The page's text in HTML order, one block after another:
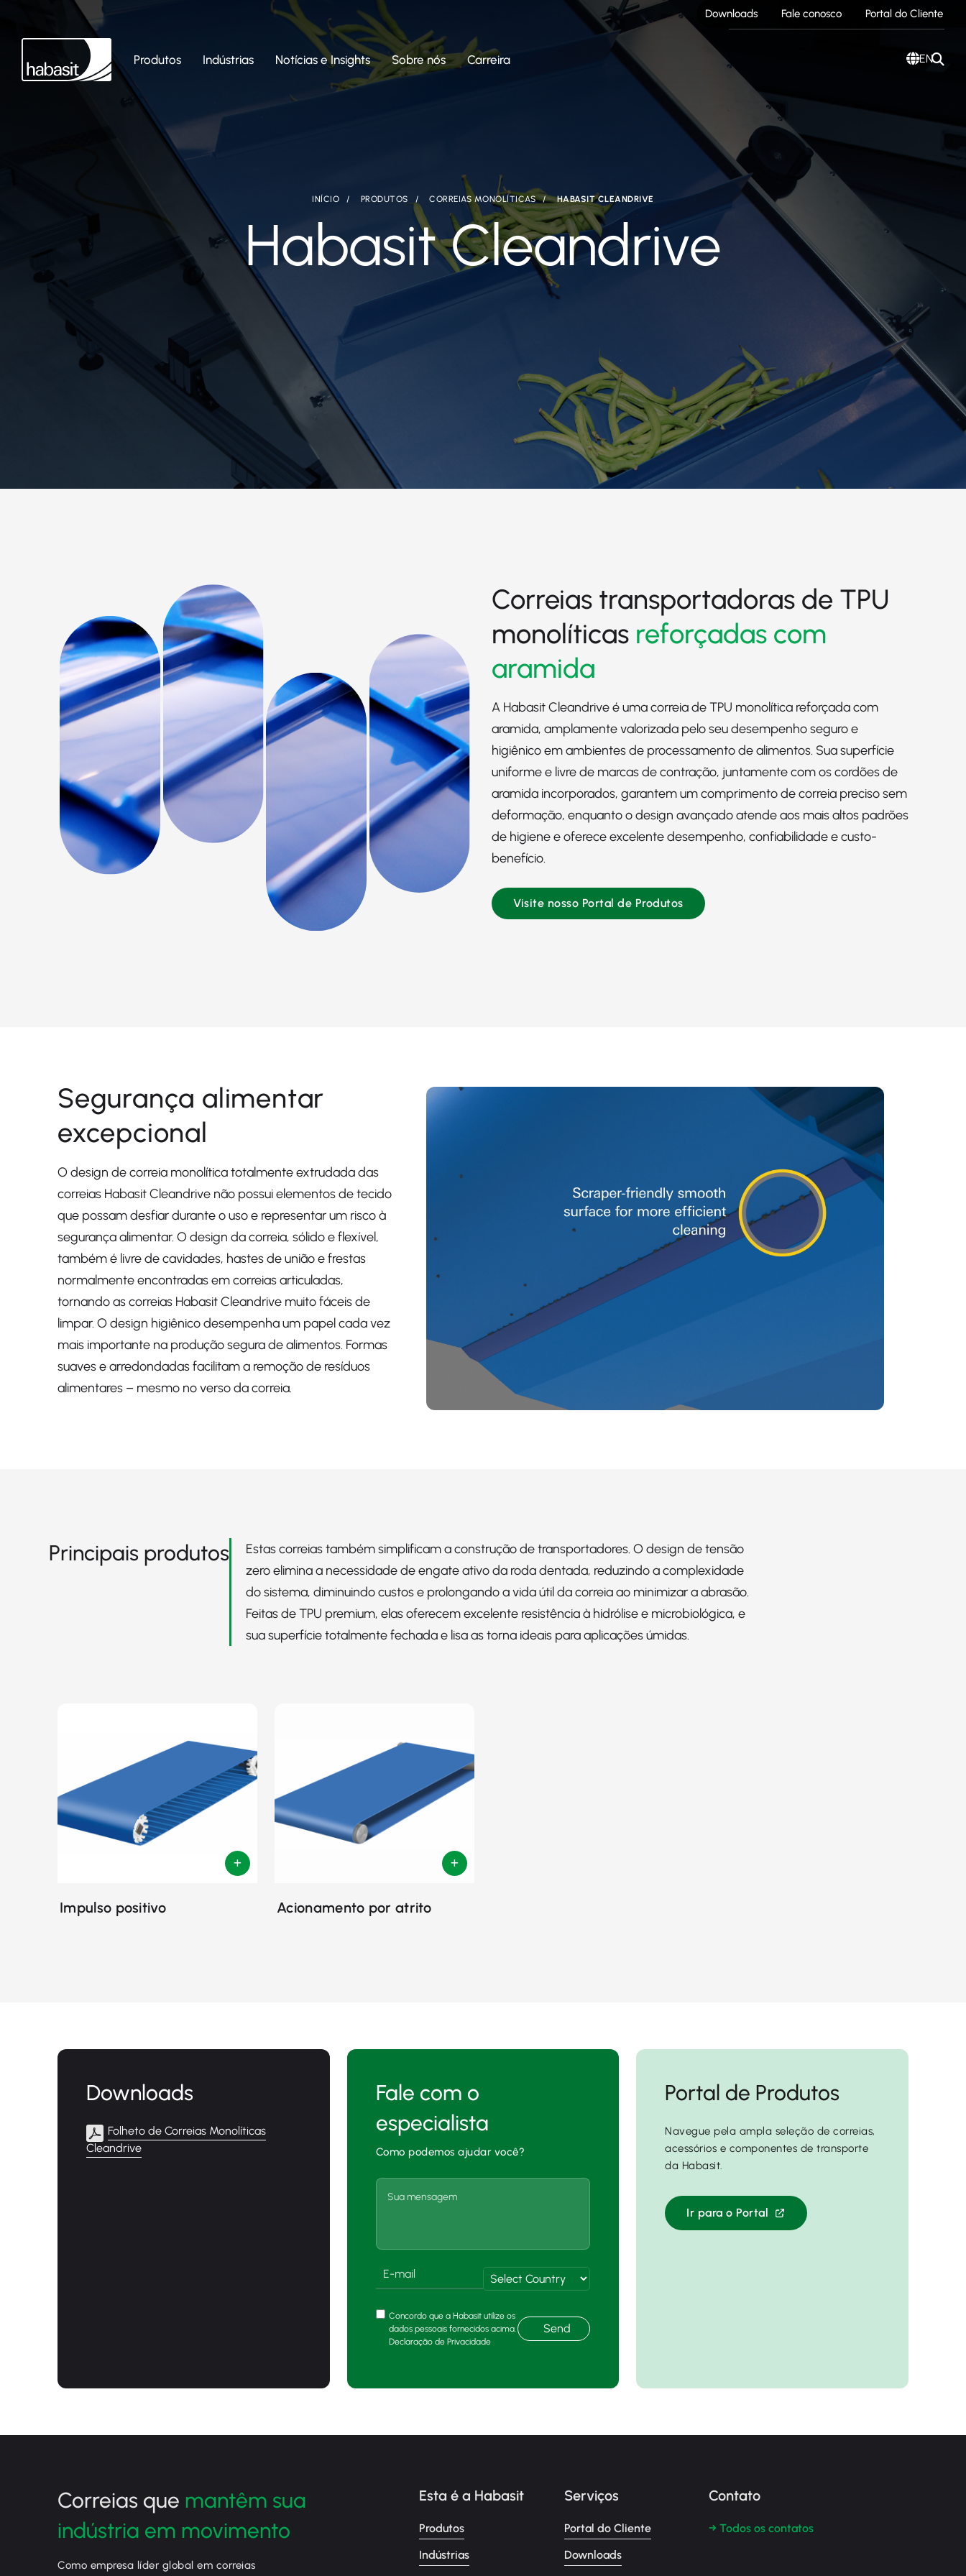
Downloads Fale conosco Portal do Cliente
Produtos Indústrias Notícias e Insights Sobre nós Carreira EN
INÍCIO PRODUTOS CORREIAS MONOLÍTICAS HABASIT CLEANDRIVE
Habasit Cleandrive
Correias transportadoras de TPU
monolíticas reforçadas com
aramida
A Habasit Cleandrive é uma correia de TPU monolítica reforçada com
aramida, amplamente valorizada pelo seu desempenho seguro e
higiênico em ambientes de processamento de alimentos. Sua superfície
uniforme e livre de marcas de contração, juntamente com os cordões de
aramida incorporados, garantem um comprimento de correia preciso sem
deformação, enquanto o design avançado atende aos mais altos padrões
de higiene e oferece excelente desempenho, confiabilidade e custo-
benefício.
Visite nosso Portal de Produtos
Segurança alimentar
excepcional
O design de correia monolítica totalmente extrudada das
correias Habasit Cleandrive não possui elementos de tecido
que possam desfiar durante o uso e representar um risco à
segurança alimentar. O design da correia, sólido e flexível,
também é livre de cavidades, hastes de união e frestas
normalmente encontradas em correias articuladas,
tornando as correias Habasit Cleandrive muito fáceis de
limpar. O design higiênico desempenha um papel cada vez
mais importante na produção segura de alimentos. Formas
suaves e arredondadas facilitam a remoção de resíduos
alimentares – mesmo no verso da correia.
Principais produtos
Estas correias também simplificam a construção de transportadores. O design de tensão
zero elimina a necessidade de engate ativo da roda dentada, reduzindo a complexidade
do sistema, diminuindo custos e prolongando a vida útil da correia ao minimizar a abrasão.
Feitas de TPU premium, elas oferecem excelente resistência à hidrólise e microbiológica, e
sua superfície totalmente fechada e lisa as torna ideais para aplicações úmidas.
Impulso positivo Acionamento por atrito
Downloads
Folheto de Correias Monolíticas
Cleandrive
Fale com o
especialista
Como podemos ajudar você?
Concordo que a Habasit utilize os
dados pessoais fornecidos acima.
Declaração de Privacidade
Send
Portal de Produtos
Navegue pela ampla seleção de correias,
acessórios e componentes de transporte
da Habasit.
Ir para o Portal
Correias que mantêm sua
indústria em movimento
Como empresa líder global em correias
Esta é a Habasit
Produtos
Indústrias
Serviços
Portal do Cliente
Downloads
Contato
→ Todos os contatos